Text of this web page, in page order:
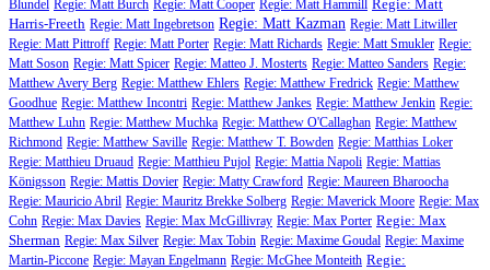
Blundel Regie: Matt Burch Regie: Matt Cooper Regie: Matt Hammill Regie: Matt
Harris-Freeth Regie: Matt Ingebretson Regie: Matt Kazman Regie: Matt Litwiller
Regie: Matt Pittroff Regie: Matt Porter Regie: Matt Richards Regie: Matt Smukler Regie:
Matt Soson Regie: Matt Spicer Regie: Matteo J. Mosterts Regie: Matteo Sanders Regie:
Matthew Avery Berg Regie: Matthew Ehlers Regie: Matthew Fredrick Regie: Matthew
Goodhue Regie: Matthew Incontri Regie: Matthew Jankes Regie: Matthew Jenkin Regie:
Matthew Luhn Regie: Matthew Muchka Regie: Matthew O'Callaghan Regie: Matthew
Richmond Regie: Matthew Saville Regie: Matthew T. Bowden Regie: Matthias Loker
Regie: Matthieu Druaud Regie: Matthieu Pujol Regie: Mattia Napoli Regie: Mattias
Königsson Regie: Mattis Dovier Regie: Matty Crawford Regie: Maureen Bharoocha
Regie: Mauricio Abril Regie: Mauritz Brekke Solberg Regie: Maverick Moore Regie: Max
Cohn Regie: Max Davies Regie: Max McGillivray Regie: Max Porter Regie: Max
Sherman Regie: Max Silver Regie: Max Tobin Regie: Maxime Goudal Regie: Maxime
Martin-Piccone Regie: Mayan Engelmann Regie: McGhee Monteith Regie: